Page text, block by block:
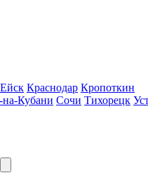
Ейск Краснодар Кропоткин
на-Кубани Сочи Тихорецк